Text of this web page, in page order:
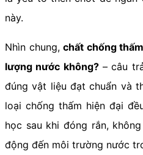
này.
Nhìn chung,chất chống
lượng nước không?– câu
đúng vật liệu đạt chuẩn và
loại chống thấm hiện đại
học sau khi đóng rắn,
động đến môi trường nước